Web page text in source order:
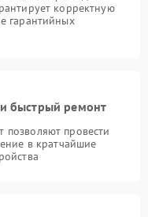
корректную
гарантийных
и быстрый ремонт
провести
в кратчайшие